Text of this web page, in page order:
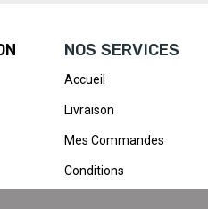
NOS SERVICES
Accueil
Livraison
Mes Commandes
Conditions